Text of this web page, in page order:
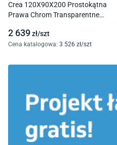
Crea 120X90X200 Prostokątna
Prawa Chrom Transparentne
2 639zł/szt
Cena katalogowa: 3 526 zł/szt